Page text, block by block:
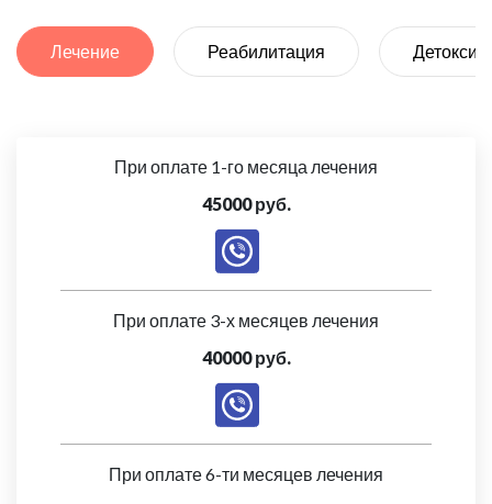
Лечение Реабилитация
При оплате 1-го месяца лечения
45000 руб.
При оплате 3-х месяцев лечения
40000 руб.
При оплате 6-ти месяцев лечения